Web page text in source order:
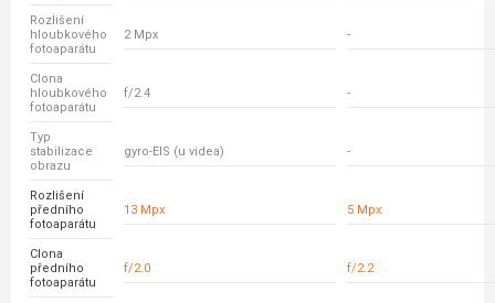
Rozlišení
hloubkového
fotoaparátu
2 Mpx -
Clona
hloubkového
fotoaparátu
f/2.4 -
Typ
stabilizace
obrazu
gyro-EIS (u videa) -
Rozlišení
předního
fotoaparátu
13 Mpx 5 Mpx
Clona
předního
fotoaparátu
f/2.0 f/2.2